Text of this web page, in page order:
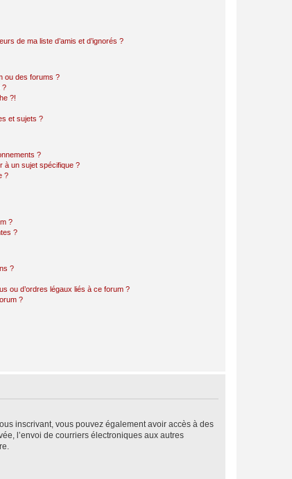
de ma liste d’amis et d’ignorés ?
ou des forums ?
?
?!
et sujets ?
?
à un sujet spécifique ?
?
?
?
?
ou d’ordres légaux liés à ce forum ?
?
inscrivant, vous pouvez également avoir accès à des
l’envoi de courriers électroniques aux autres